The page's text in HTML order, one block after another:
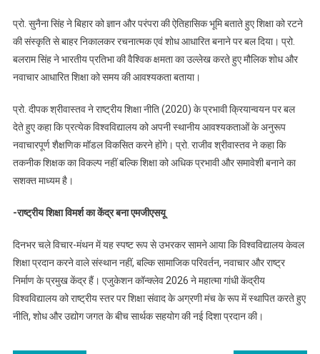
प्रो. सुनैना सिंह ने बिहार को ज्ञान और परंपरा की ऐतिहासिक भूमि बताते हुए शिक्षा को रटने
की संस्कृति से बाहर निकालकर रचनात्मक एवं शोध आधारित बनाने पर बल दिया। प्रो.
बलराम सिंह ने भारतीय प्रतिभा की वैश्विक क्षमता का उल्लेख करते हुए मौलिक शोध और
नवाचार आधारित शिक्षा को समय की आवश्यकता बताया।
प्रो. दीपक श्रीवास्तव ने राष्ट्रीय शिक्षा नीति (2020) के प्रभावी क्रियान्वयन पर बल
देते हुए कहा कि प्रत्येक विश्वविद्यालय को अपनी स्थानीय आवश्यकताओं के अनुरूप
नवाचारपूर्ण शैक्षणिक मॉडल विकसित करने होंगे। प्रो. राजीव श्रीवास्तव ने कहा कि
तकनीक शिक्षक का विकल्प नहीं बल्कि शिक्षा को अधिक प्रभावी और समावेशी बनाने का
सशक्त माध्यम है।
-राष्ट्रीय शिक्षा विमर्श का केंद्र बना एमजीएसयू
दिनभर चले विचार-मंथन में यह स्पष्ट रूप से उभरकर सामने आया कि विश्वविद्यालय केवल
शिक्षा प्रदान करने वाले संस्थान नहीं, बल्कि सामाजिक परिवर्तन, नवाचार और राष्ट्र
निर्माण के प्रमुख केंद्र हैं। एजुकेशन कॉन्क्लेव 2026 ने महात्मा गांधी केंद्रीय
विश्वविद्यालय को राष्ट्रीय स्तर पर शिक्षा संवाद के अग्रणी मंच के रूप में स्थापित करते हुए
नीति, शोध और उद्योग जगत के बीच सार्थक सहयोग की नई दिशा प्रदान की।